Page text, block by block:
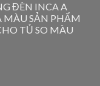
ĐÈN INCA A
MÀU SẢN PHẨM
TỦ SO MÀU